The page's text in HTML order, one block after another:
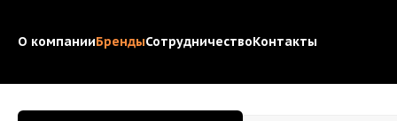
О компанииБрендыСотрудничествоКонтакты